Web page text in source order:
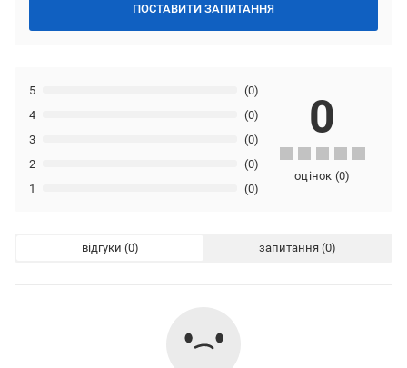
ПОСТАВИТИ ЗАПИТАННЯ
1 (0)
2 (0)
3 (0)
4 (0)
5 (0)
0
оцінок (0)
відгуки запитання